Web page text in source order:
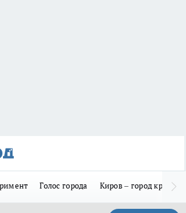
Голос города Киров – город